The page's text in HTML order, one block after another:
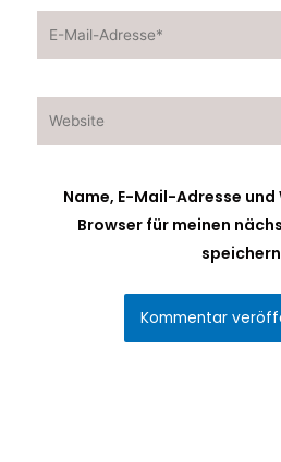
Name, E-Mail-Adresse
Browser für meinen